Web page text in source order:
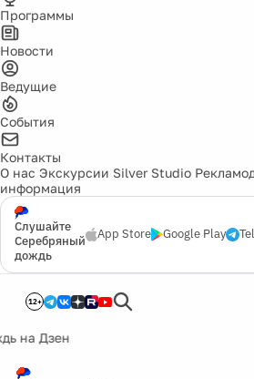
Программы
Новости
Ведущие
События
Контакты
О нас Экскурсии Silver Studio
информация
Слушайте
Серебряный
дождь
App Store Google Play
12+